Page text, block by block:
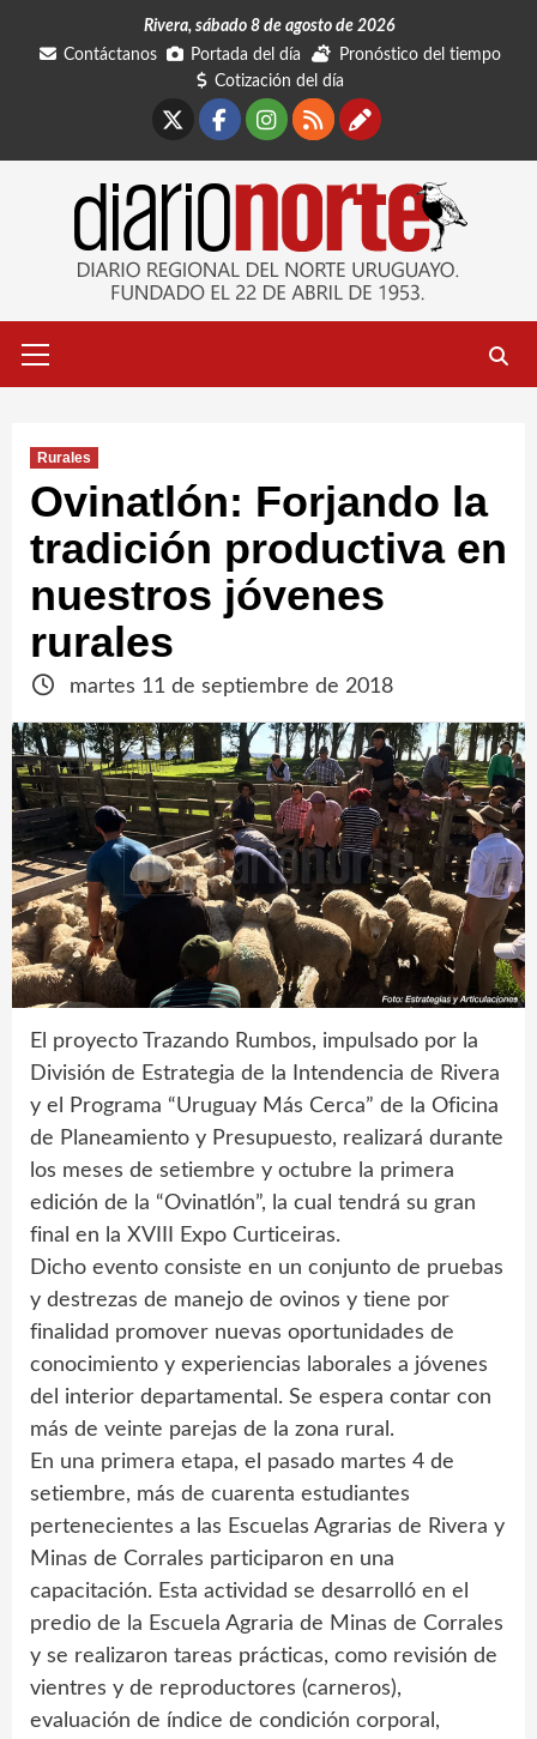
Rivera, sábado 8 de agosto de 2026
Contáctanos
Portada del día
Pronóstico del tiempo
Cotización del día
Facebook
Instagram
RSSContáctanos
primario
Rurales
Ovinatlón: Forjando la
tradición productiva en
nuestros jóvenes
rurales
martes 11 de septiembre de 2018
El proyecto Trazando Rumbos, impulsado por la
División de Estrategia de la Intendencia de Rivera
y el Programa “Uruguay Más Cerca” de la Oficina
de Planeamiento y Presupuesto, realizará durante
los meses de setiembre y octubre la primera
edición de la “Ovinatlón”, la cual tendrá su gran
final en la XVIII Expo Curticeiras.
Dicho evento consiste en un conjunto de pruebas
y destrezas de manejo de ovinos y tiene por
finalidad promover nuevas oportunidades de
conocimiento y experiencias laborales a jóvenes
del interior departamental. Se espera contar con
más de veinte parejas de la zona rural.
En una primera etapa, el pasado martes 4 de
setiembre, más de cuarenta estudiantes
pertenecientes a las Escuelas Agrarias de Rivera y
Minas de Corrales participaron en una
capacitación. Esta actividad se desarrolló en el
predio de la Escuela Agraria de Minas de Corrales
y se realizaron tareas prácticas, como revisión de
vientres y de reproductores (carneros),
evaluación de índice de condición corporal,